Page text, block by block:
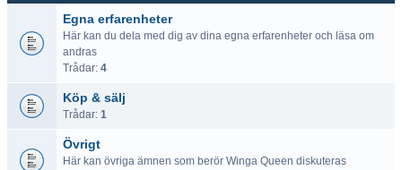
Egna erfarenheter
Här kan du dela med dig av dina egna erfarenheter och läsa om
andras
Trådar: 4
Köp & sälj
Trådar: 1
Övrigt
Här kan övriga ämnen som berör Winga Queen diskuteras